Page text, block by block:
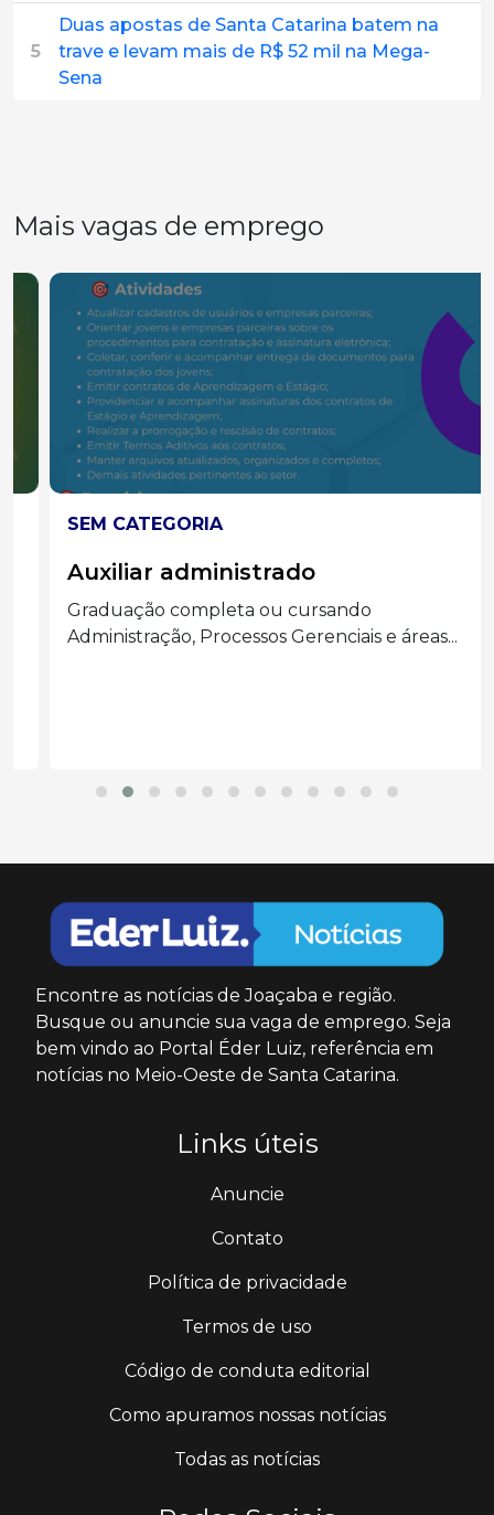
5
Duas apostas de Santa Catarina batem na
trave e levam mais de R$ 52 mil na Mega-
Sena
Mais vagas de emprego
SEM CATEGORIA
Auxiliar administrado
Graduação completa ou cursando
Administração, Processos Gerenciais e áreas...
Encontre as notícias de Joaçaba e região.
Busque ou anuncie sua vaga de emprego. Seja
bem vindo ao Portal Éder Luiz, referência em
notícias no Meio-Oeste de Santa Catarina.
Links úteis
Anuncie
Contato
Política de privacidade
Termos de uso
Código de conduta editorial
Como apuramos nossas notícias
Todas as notícias